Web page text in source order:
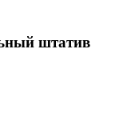
штатив